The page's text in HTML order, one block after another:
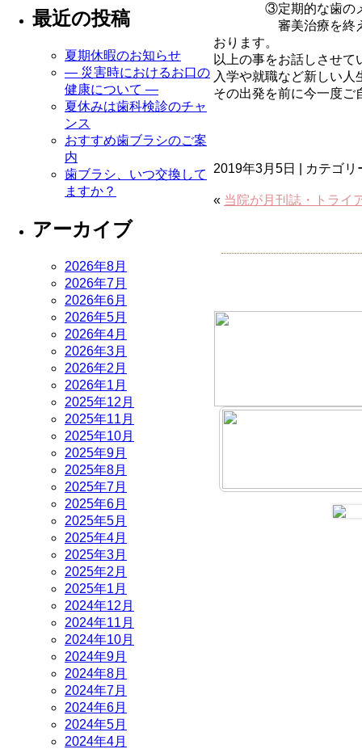
③定期的な歯のメ
審美治療を終えられ
おります。
以上の事をお話しさせて
入学や就職など新しい
その出発を前に今一度ご
2019年3月5日 | カテゴリ
« 当院が月刊誌・トライ
最近の投稿
夏期休暇のお知らせ
― 災害時におけるお口の
健康について ―
夏休みは歯科検診のチャ
ンス
おすすめ歯ブラシのご案
内
歯ブラシ、いつ交換して
ますか？
アーカイブ
2026年8月
2026年7月
2026年6月
2026年5月
2026年4月
2026年3月
2026年2月
2026年1月
2025年12月
2025年11月
2025年10月
2025年9月
2025年8月
2025年7月
2025年6月
2025年5月
2025年4月
2025年3月
2025年2月
2025年1月
2024年12月
2024年11月
2024年10月
2024年9月
2024年8月
2024年7月
2024年6月
2024年5月
2024年4月